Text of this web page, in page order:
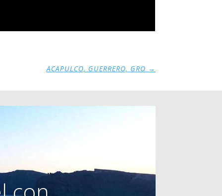
ACAPULCO, GUERRERO, GRO →